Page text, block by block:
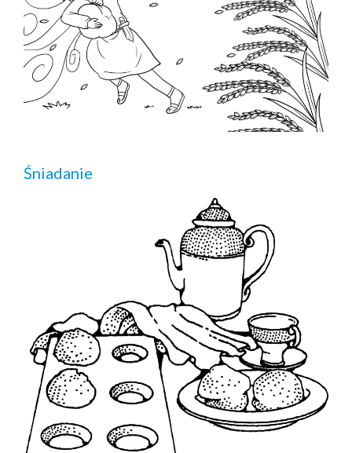
Śniadanie